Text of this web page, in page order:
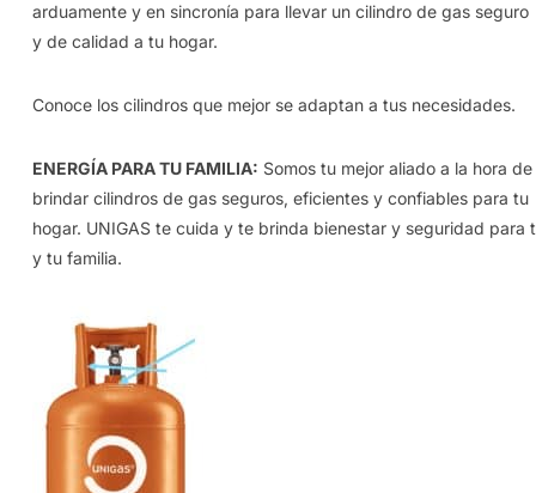
arduamente y en sincronía para llevar un cilindro de gas seguro
y de calidad a tu hogar.
Conoce los cilindros que mejor se adaptan a tus necesidades.
ENERGÍA PARA TU FAMILIA: Somos tu mejor aliado a la hora de
brindar cilindros de gas seguros, eficientes y confiables para tu
hogar. UNIGAS te cuida y te brinda bienestar y seguridad para
y tu familia.